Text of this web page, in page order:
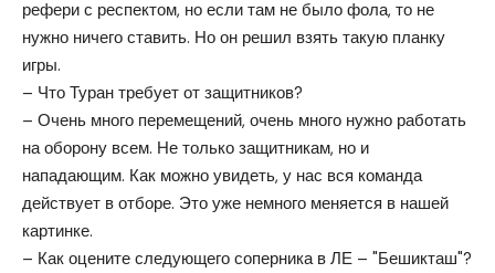
рефери с респектом, но если там не было фола, то не
нужно ничего ставить. Но он решил взять такую планку
игры.
– Что Туран требует от защитников?
– Очень много перемещений, очень много нужно работать
на оборону всем. Не только защитникам, но и
нападающим. Как можно увидеть, у нас вся команда
действует в отборе. Это уже немного меняется в нашей
картинке.
– Как оцените следующего соперника в ЛЕ – "Бешикташ"?